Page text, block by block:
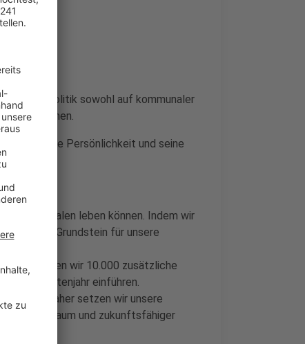
um Politik sowohl auf kommunaler
zu machen.
weil seine Persönlichkeit und seine
Westfalen leben können. Indem wir
wir den Grundstein für unsere
werden wir 10.000 zusätzliche
Kindergartenjahr einführen.
Daher setzen wir unsere
Wohnraum und zukunftsfähiger